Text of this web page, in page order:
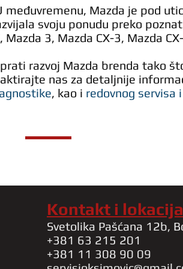
Mazda je pod
svoju ponudu preko
3, Mazda CX-3, Mazda
prati razvoj Mazda brenda tako
nas za detaljnije
, kao i redovnog servisa
Kontakt i lokacija
Svetolika Pašćana 12b,
+381 63 215 201
+381 11 308 90 09